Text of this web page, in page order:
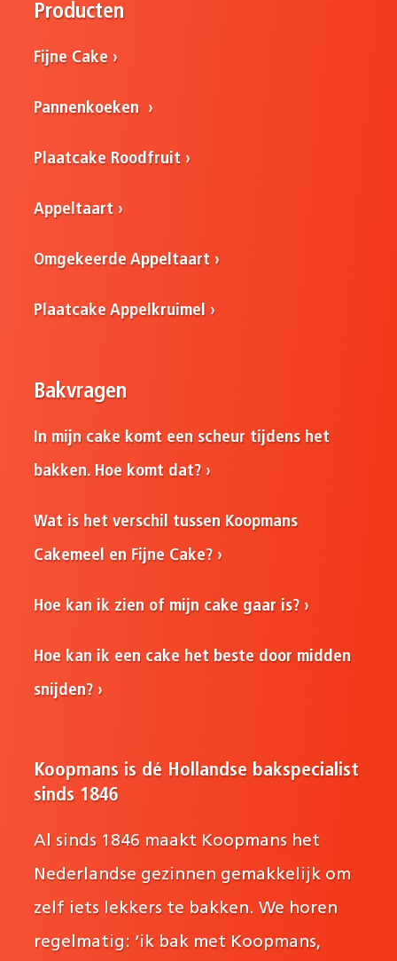
Producten
Fijne Cake
Pannenkoeken
Plaatcake Roodfruit
Appeltaart
Omgekeerde Appeltaart
Plaatcake Appelkruimel
Bakvragen
In mijn cake komt een scheur tijdens het
bakken. Hoe komt dat?
Wat is het verschil tussen Koopmans
Cakemeel en Fijne Cake?
Hoe kan ik zien of mijn cake gaar is?
Hoe kan ik een cake het beste door midden
snijden?
Koopmans is dé Hollandse bakspecialist
sinds 1846
Al sinds 1846 maakt Koopmans het
Nederlandse gezinnen gemakkelijk om
zelf iets lekkers te bakken. We horen
regelmatig: ‘ik bak met Koopmans,